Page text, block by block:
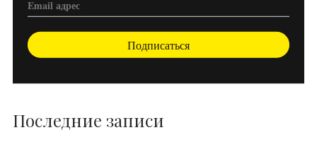
Подписаться
Последние записи